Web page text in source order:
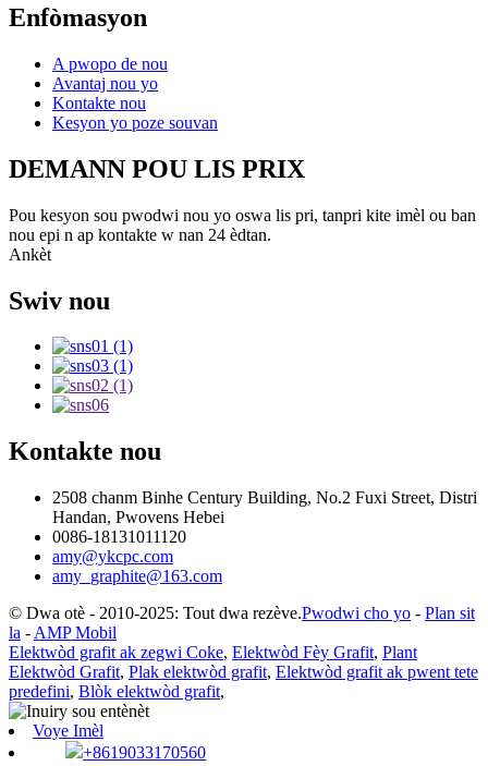
Enfòmasyon
A pwopo de nou
Avantaj nou yo
Kontakte nou
Kesyon yo poze souvan
DEMANN POU LIS PRIX
Pou kesyon sou pwodwi nou yo oswa lis pri, tanpri kite imèl ou ban
nou epi n ap kontakte w nan 24 èdtan.
Ankèt
Swiv nou
Kontakte nou
2508 chanm Binhe Century Building, No.2 Fuxi Street, Distri
Handan, Pwovens Hebei
0086-18131011120
amy@ykcpc.com
amy_graphite@163.com
© Dwa otè - 2010-2025: Tout dwa rezève.Pwodwi cho yo - Plan sit
la - AMP Mobil
Elektwòd grafit ak zegwi Coke, Elektwòd Fèy Grafit, Plant
Elektwòd Grafit, Plak elektwòd grafit, Elektwòd grafit ak pwent tete
predefini, Blòk elektwòd grafit,
Voye Imèl
+8619033170560